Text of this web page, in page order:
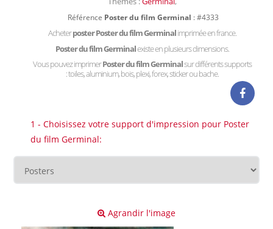
Référence Poster du film Germinal : #4333
Acheterposter Poster du film Germinalimprimée en france.
Poster du film Germinalexiste en plusieurs dimensions.
Vous pouvez imprimerPoster du film Germinalsur différents supports
: toiles, aluminium, bois, plexi, forex, sticker ou bache.
1 - Choisissez votre support d'impression pour Poster
du film Germinal:
Agrandir l'image